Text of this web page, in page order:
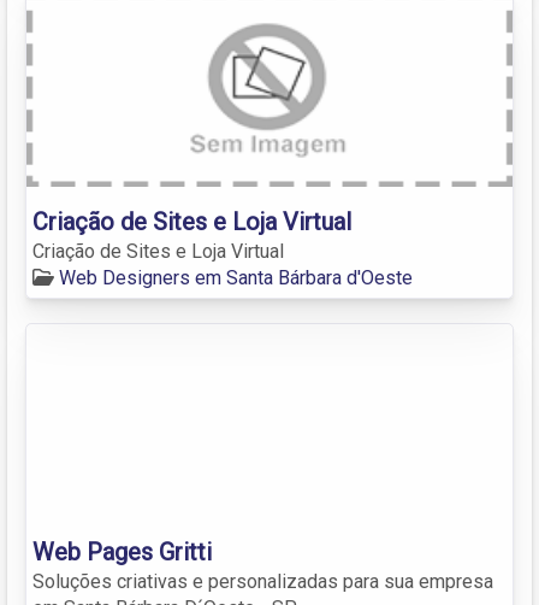
Criação de Sites e Loja Virtual
Criação de Sites e Loja Virtual
Web Designers em Santa Bárbara d'Oeste
Web Pages Gritti
Soluções criativas e personalizadas para sua empresa